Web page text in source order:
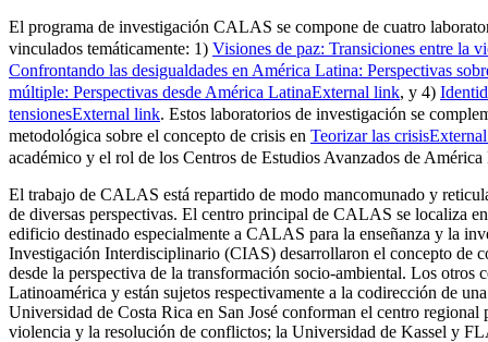
El programa de investigación CALAS se compone de cuatro
vinculados temáticamente: 1) Visiones de paz: Transiciones entre la
Confrontando las desigualdades en América Latina: Perspectivas
múltiple: Perspectivas desde América LatinaExternal link, y 4)
tensionesExternal link. Estos laboratorios de investigación se
metodológica sobre el concepto de crisis en Teorizar las crisis
académico y el rol de los Centros de Estudios Avanzados de
El trabajo de CALAS está repartido de modo mancomunado y
de diversas perspectivas. El centro principal de CALAS se localiza
edificio destinado especialmente a CALAS para la enseñanza y la
Investigación Interdisciplinario (CIAS) desarrollaron el concepto de
desde la perspectiva de la transformación socio-ambiental. Los otros
Latinoamérica y están sujetos respectivamente a la codirección de
Universidad de Costa Rica en San José conforman el centro
violencia y la resolución de conflictos; la Universidad de Kassel y